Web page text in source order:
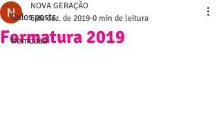
Todos posts
#emcasa
Formatura 2019
NOVA GERAÇÃO
6 de dez. de 2019 0 min de leitura